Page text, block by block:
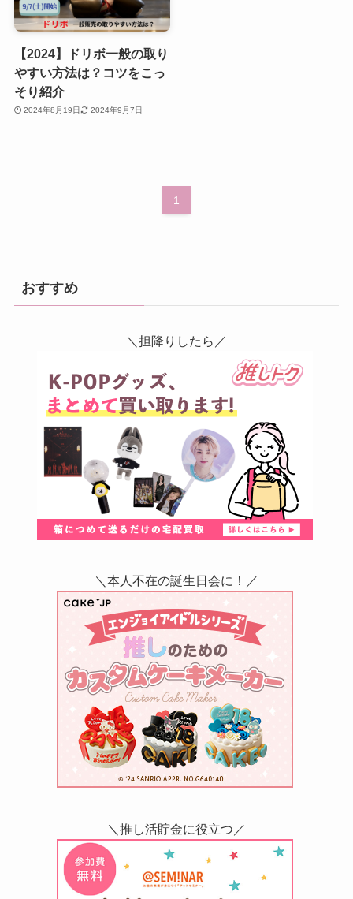
【2024】ドリボ一般の取り
やすい方法は？コツをこっ
そり紹介
2024年8月19日 2024年9月7日
1
おすすめ
＼担降りしたら／
＼本人不在の誕生日会に！／
＼推し活貯金に役立つ／